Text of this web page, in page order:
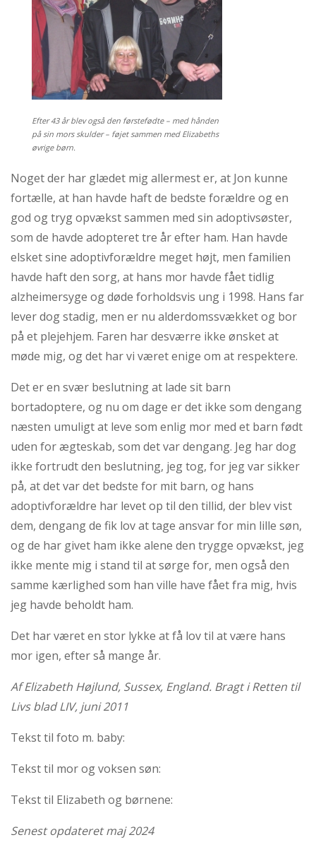
Efter 43 år blev også den førstefødte – med hånden
på sin mors skulder – føjet sammen med Elizabeths
øvrige børn.
Noget der har glædet mig allermest er, at Jon kunne
fortælle, at han havde haft de bedste forældre og en
god og tryg opvækst sammen med sin adoptivsøster,
som de havde adopteret tre år efter ham. Han havde
elsket sine adoptivforældre meget højt, men familien
havde haft den sorg, at hans mor havde fået tidlig
alzheimersyge og døde forholdsvis ung i 1998. Hans far
lever dog stadig, men er nu alderdomssvækket og bor
på et plejehjem. Faren har desværre ikke ønsket at
møde mig, og det har vi været enige om at respektere.
Det er en svær beslutning at lade sit barn
bortadoptere, og nu om dage er det ikke som dengang
næsten umuligt at leve som enlig mor med et barn født
uden for ægteskab, som det var dengang. Jeg har dog
ikke fortrudt den beslutning, jeg tog, for jeg var sikker
på, at det var det bedste for mit barn, og hans
adoptivforældre har levet op til den tillid, der blev vist
dem, dengang de fik lov at tage ansvar for min lille søn,
og de har givet ham ikke alene den trygge opvækst, jeg
ikke mente mig i stand til at sørge for, men også den
samme kærlighed som han ville have fået fra mig, hvis
jeg havde beholdt ham.
Det har været en stor lykke at få lov til at være hans
mor igen, efter så mange år.
Af Elizabeth Højlund, Sussex, England. Bragt i Retten til
Livs blad LIV, juni 2011
Tekst til foto m. baby:
Tekst til mor og voksen søn:
Tekst til Elizabeth og børnene:
Senest opdateret maj 2024